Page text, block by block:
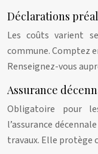
Déclarations
Les coûts varient
commune. Comptez
Renseignez-vous
Assurance
Obligatoire pour
l’assurance
travaux. Elle protège